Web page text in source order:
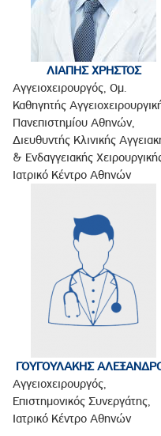
ΛΙΑΠΗΣ ΧΡΗΣΤΟΣ
Αγγειοχειρουργός, Ομ.
Καθηγητής
Πανεπιστημίου Αθηνών,
Διευθυντής Κλινικής
& Ενδαγγειακής
Ιατρικό Κέντρο Αθηνών
ΓΟΥΓΟΥΛΑΚΗΣ
Αγγειοχειρουργός,
Επιστημονικός Συνεργάτης,
Iατρικό Κέντρο Αθηνών